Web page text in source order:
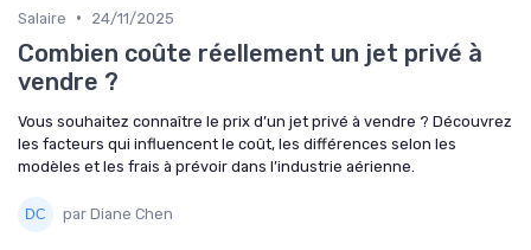
Salaire • 24/11/2025
Combien coûte réellement un jet privé à
vendre ?
Vous souhaitez connaître le prix d’un jet privé à vendre ? Découvrez
les facteurs qui influencent le coût, les différences selon les
modèles et les frais à prévoir dans l’industrie aérienne.
par Diane Chen